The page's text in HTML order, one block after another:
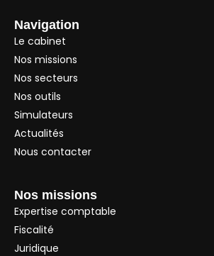
Navigation
Le cabinet
Nos missions
Nos secteurs
Nos outils
Simulateurs
Actualités
Nous contacter
Nos missions
Expertise comptable
Fiscalité
Juridique